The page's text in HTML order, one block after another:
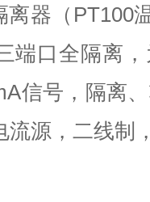
离器（PT100
端口全隔离
信号，隔离
流源，二线制